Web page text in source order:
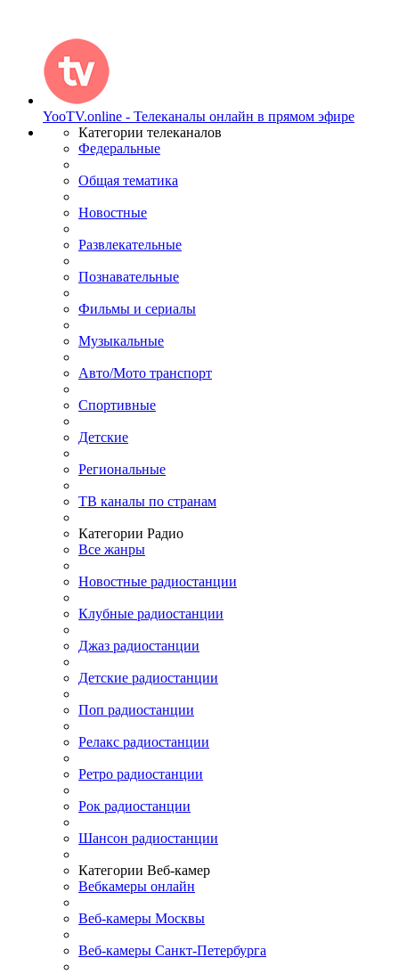
YooTV.online - Телеканалы онлайн в прямом эфире
Категории телеканалов
Федеральные
Общая тематика
Новостные
Развлекательные
Познавательные
Фильмы и сериалы
Музыкальные
Авто/Мото транспорт
Спортивные
Детские
Региональные
ТВ каналы по странам
Категории Радио
Все жанры
Новостные радиостанции
Клубные радиостанции
Джаз радиостанции
Детские радиостанции
Поп радиостанции
Релакс радиостанции
Ретро радиостанции
Рок радиостанции
Шансон радиостанции
Категории Веб-камер
Вебкамеры онлайн
Веб-камеры Москвы
Веб-камеры Санкт-Петербурга